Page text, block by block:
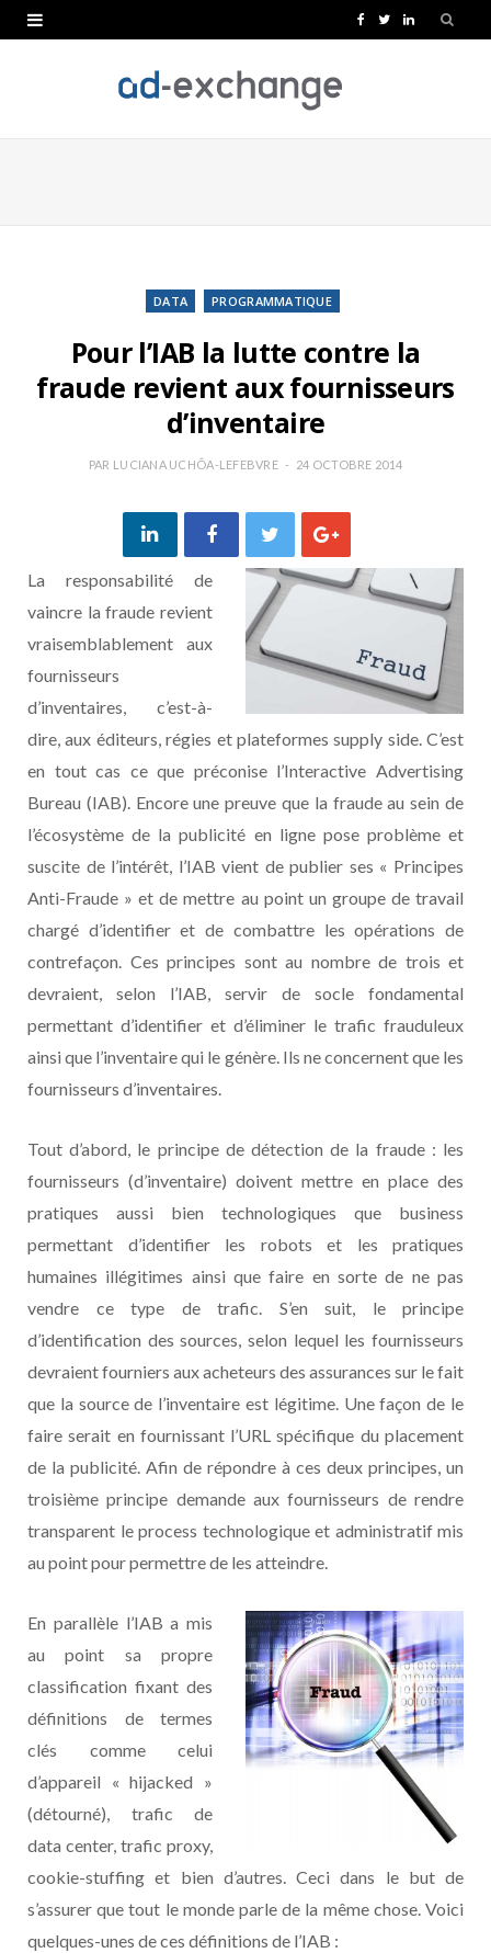
e
T
t
L
k
DATA PROGRAMMATIQUE
Pour l’IAB la lutte contre la
fraude revient aux fournisseurs
d’inventaire
PAR LUCIANA UCHÔA-LEFEBVRE 24 OCTOBRE 2014
La responsabilité de
vaincre la fraude revient
vraisemblablement aux
fournisseurs
d’inventaires, c’est-à-
dire, aux éditeurs, régies et plateformes supply side. C’est
en tout cas ce que préconise l’Interactive Advertising
Bureau (IAB). Encore une preuve que la fraude au sein de
l’écosystème de la publicité en ligne pose problème et
suscite de l’intérêt, l’IAB vient de publier ses « Principes
Anti-Fraude » et de mettre au point un groupe de travail
chargé d’identifier et de combattre les opérations de
contrefaçon. Ces principes sont au nombre de trois et
devraient, selon l’IAB, servir de socle fondamental
permettant d’identifier et d’éliminer le trafic frauduleux
ainsi que l’inventaire qui le génère. Ils ne concernent que les
fournisseurs d’inventaires.
Tout d’abord, le principe de détection de la fraude : les
fournisseurs (d’inventaire) doivent mettre en place des
pratiques aussi bien technologiques que business
permettant d’identifier les robots et les pratiques
humaines illégitimes ainsi que faire en sorte de ne pas
vendre ce type de trafic. S’en suit, le principe
d’identification des sources, selon lequel les fournisseurs
devraient fourniers aux acheteurs des assurances sur le fait
que la source de l’inventaire est légitime. Une façon de le
faire serait en fournissant l’URL spécifique du placement
de la publicité. Afin de répondre à ces deux principes, un
troisième principe demande aux fournisseurs de rendre
transparent le process technologique et administratif mis
au point pour permettre de les atteindre.
En parallèle l’IAB a mis
au point sa propre
classification fixant des
définitions de termes
clés comme celui
d’appareil « hijacked »
(détourné), trafic de
data center, trafic proxy,
cookie-stuffing et bien d’autres. Ceci dans le but de
s’assurer que tout le monde parle de la même chose. Voici
quelques-unes de ces définitions de l’IAB :